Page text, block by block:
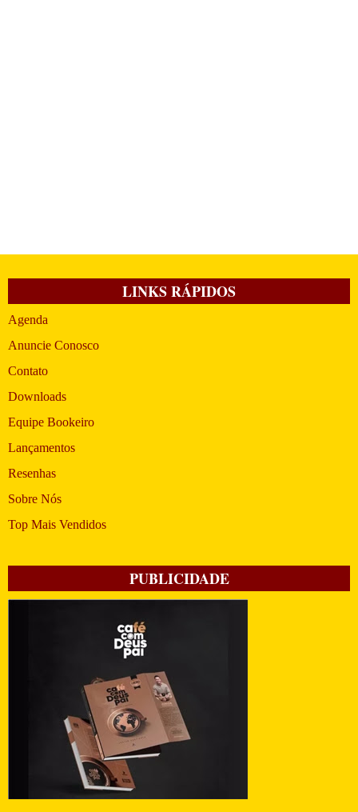
LINKS RÁPIDOS
Agenda
Anuncie Conosco
Contato
Downloads
Equipe Bookeiro
Lançamentos
Resenhas
Sobre Nós
Top Mais Vendidos
PUBLICIDADE